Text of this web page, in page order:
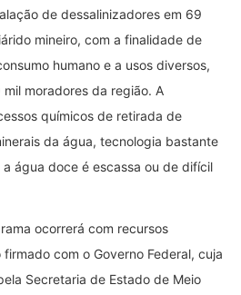
de dessalinizadores em 69
mineiro, com a finalidade de
humano e a usos diversos,
moradores da região. A
químicos de retirada de
da água, tecnologia bastante
água doce é escassa ou de difícil
ocorrerá com recursos
com o Governo Federal, cuja
Secretaria de Estado de Meio